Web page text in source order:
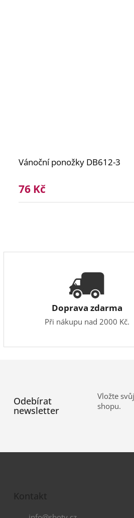
Vánoční ponožky DB612-3
76 Kč
Doprava zdarma
Při nákupu nad 2000 Kč.
Odebírat
newsletter
Vložte
shopu.
Kontakt